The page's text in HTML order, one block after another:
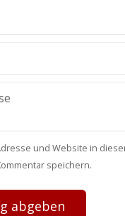
und Website in
speichern.